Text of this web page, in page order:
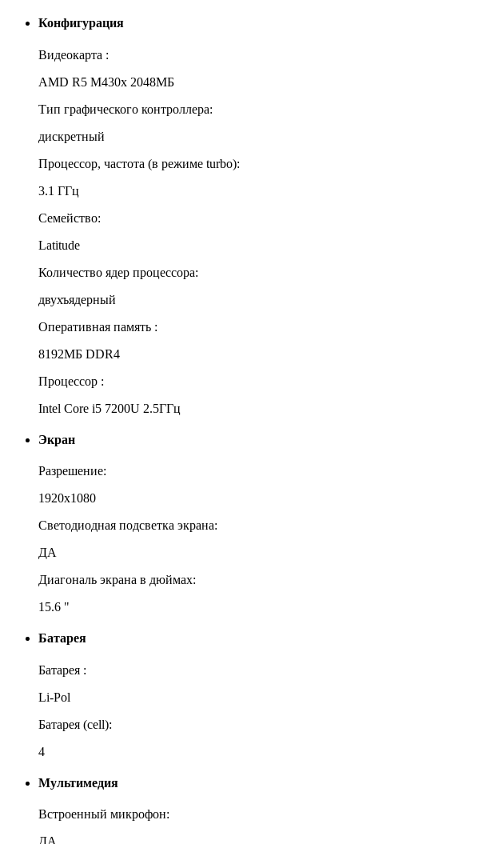
Конфигурация
Видеокарта :
AMD R5 M430x 2048МБ
Тип графического контроллера:
дискретный
Процессор, частота (в режиме turbo):
3.1 ГГц
Семейство:
Latitude
Количество ядер процессора:
двухъядерный
Оперативная память :
8192МБ DDR4
Процессор :
Intel Core i5 7200U 2.5ГГц
Экран
Разрешение:
1920x1080
Светодиодная подсветка экрана:
ДА
Диагональ экрана в дюймах:
15.6 "
Батарея
Батарея :
Li-Pol
Батарея (cell):
4
Мультимедия
Встроенный микрофон: